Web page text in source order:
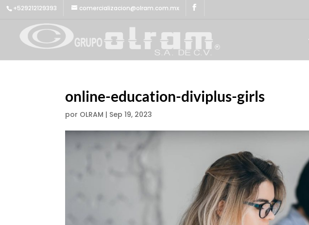
+529212129393 comercializacion@olram.com.mx
online-education-diviplus-girls
por OLRAM | Sep 19, 2023